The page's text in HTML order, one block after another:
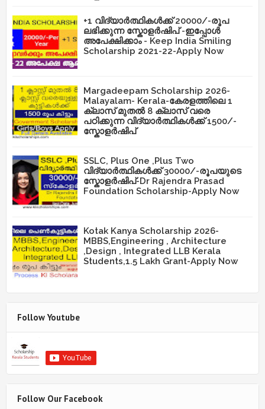
+1 വിദ്യാർത്ഥികൾക്ക് 20000/-രൂപ
ലഭിക്കുന്ന സ്കോളർഷിപ് -ഇപ്പോൾ
അപേക്ഷിക്കാം - Keep India Smiling
Scholarship 2021-22-Apply Now
Margadeepam Scholarship 2026-
Malayalam- Kerala-കേരളത്തിലെ 1
ക്ലാസ് മുതൽ 8 ക്ലാസ് വരെ
പഠിക്കുന്ന വിദ്യാർത്ഥികൾക്ക് 1500/-
സ്കോളർഷിപ്
SSLC, Plus One ,Plus Two
വിദ്യാർത്ഥികൾക്ക് 30000/-രൂപയുടെ
സ്കോളർഷിപ്-Dr Rajendra Prasad
Foundation Scholarship-Apply Now
Kotak Kanya Scholarship 2026-
MBBS,Engineering , Architecture
,Design , Integrated LLB Kerala
Students,1.5 Lakh Grant-Apply Now
Follow Youtube
Follow Our Facebook